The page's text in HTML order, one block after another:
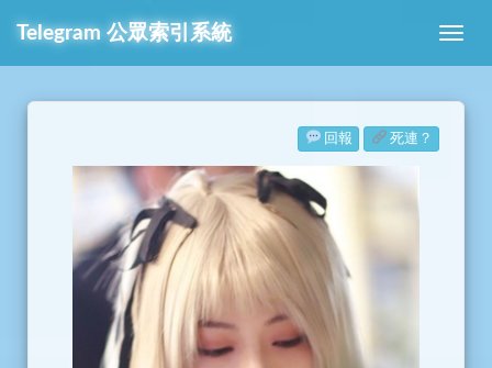
Telegram 公眾索引系統
回報 死連？